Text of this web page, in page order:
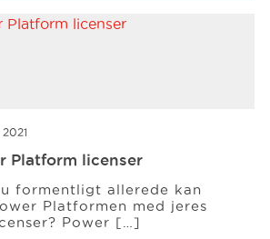
Platform licenser
formentligt allerede kan
Platformen med jeres
Power […]